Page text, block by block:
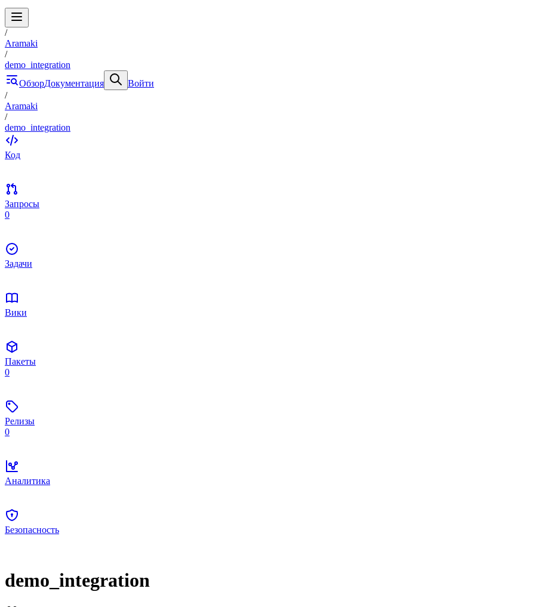
/
Aramaki
/
demo_integration
ОбзорДокументация
Войти
/
Aramaki
/
demo_integration
Код
Запросы
0
Задачи
Вики
Пакеты
0
Релизы
0
Аналитика
Безопасность
demo_integration